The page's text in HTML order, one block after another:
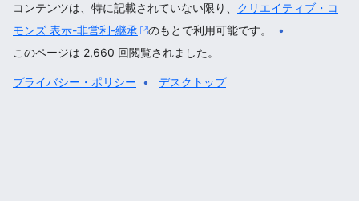
コンテンツは、特に記載されていない限り、 クリエイティブ・コ
モンズ 表示-非営利-継承
のもとで利用可能です。
このページは 2,660 回閲覧されました。
プライバシー・ポリシー デスクトップ